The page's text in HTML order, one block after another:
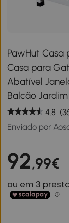
PawHut
Casa para
Abatível
Balcão Jardim
4.8
Enviado por
92,99€